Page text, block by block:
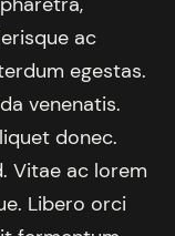
ac
egestas.
venenatis.
donec.
Vitae ac lorem
Libero orci